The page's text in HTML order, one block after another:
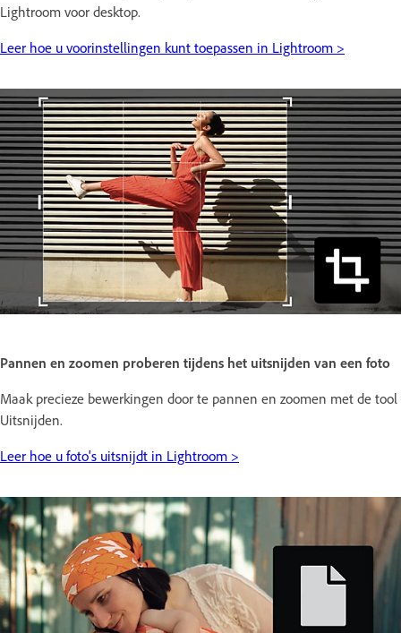
Lightroom voor desktop.
Leer hoe u voorinstellingen kunt toepassen in Lightroom >
Pannen en zoomen proberen tijdens het uitsnijden van een foto
Maak precieze bewerkingen door te pannen en zoomen met de tool
Uitsnijden.
Leer hoe u foto's uitsnijdt in Lightroom >